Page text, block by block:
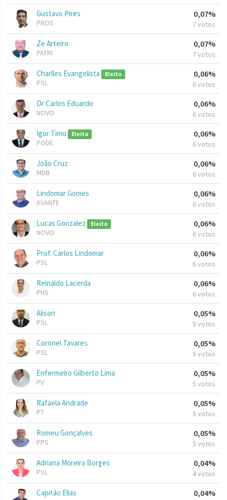
Gustavo Pires
PROS
0,07%
7 votos
Ze Arteiro
PATRI
0,07%
7 votos
Charlles Evangelista Eleito
PSL
0,06%
6 votos
Dr Carlos Eduardo
NOVO
0,06%
6 votos
Igor Timo Eleito
PODE
0,06%
6 votos
João Cruz
MDB
0,06%
6 votos
Lindomar Gomes
AVANTE
0,06%
6 votos
Lucas Gonzalez Eleito
NOVO
0,06%
6 votos
Prof. Carlos Lindomar
PSL
0,06%
6 votos
Reinaldo Lacerda
PHS
0,06%
6 votos
Alison
PSL
0,05%
5 votos
Coronel Tavares
PSL
0,05%
5 votos
Enfermeiro Gilberto Lima
PV
0,05%
5 votos
Rafaela Andrade
PT
0,05%
5 votos
Romeu Gonçalves
PPS
0,05%
5 votos
Adriana Moreira Borges
PSL
0,04%
4 votos
Capitão Elias 0,04%